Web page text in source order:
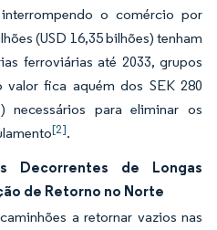
o comércio por
(USD 16,35 bilhões) tenham
ferroviárias até 2033, grupos
fica aquém dos SEK 280
necessários para eliminar os
[2].
Decorrentes de Longas
de Retorno no Norte
a retornar vazios nas